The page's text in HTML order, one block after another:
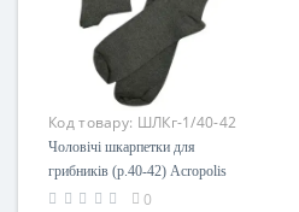
Код товару: ШЛКг-1/40-42
Чоловічі шкарпетки для
грибників (р.40-42) Acropolis
ШЛКг-1/40-42 0